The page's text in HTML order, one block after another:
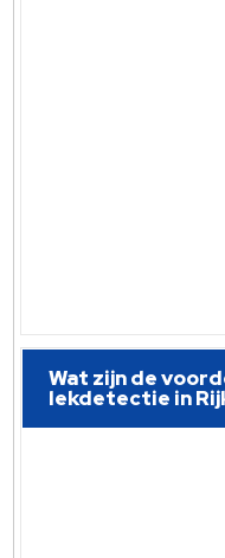
Wat zijn de
lekdetectie in